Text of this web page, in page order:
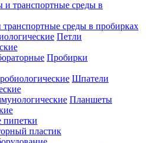
среды в пробирках
Петли
Пробирки
Шпатели
Планшеты
пипетки
пластик